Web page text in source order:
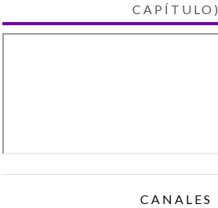
CAPÍTULO)
CANALES